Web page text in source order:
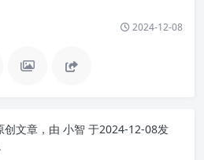
2024-12-08
创文章，由 小智 于2024-12-08发